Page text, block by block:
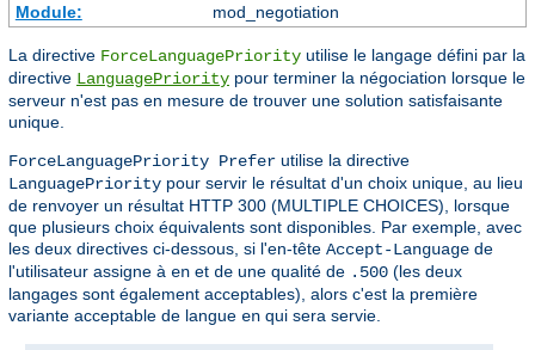
Module:
mod_negotiation
La directive ForceLanguagePriority utilise le langage défini par la
directive LanguagePriority pour terminer la négociation lorsque le
serveur n'est pas en mesure de trouver une solution satisfaisante
unique.
ForceLanguagePriority Prefer utilise la directive
LanguagePriority pour servir le résultat d'un choix unique, au lieu
de renvoyer un résultat HTTP 300 (MULTIPLE CHOICES), lorsque
que plusieurs choix équivalents sont disponibles. Par exemple, avec
les deux directives ci-dessous, si l'en-tête Accept-Language de
l'utilisateur assigne à en et de une qualité de .500 (les deux
langages sont également acceptables), alors c'est la première
variante acceptable de langue en qui sera servie.